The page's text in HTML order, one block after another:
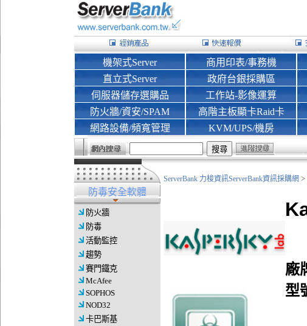
機架式Server
直立式Server
伺服器儲存選購品
防火牆/資安/SPAM
網路設備/頻寬管理
商用印表/事務機
政府台銀採購區
工作站-影像運算
高階主板顯卡Raid卡
KVM/UPS/機房
防毒安全軟體
防火牆
防毒
活動監控
趨勢
賽門鐵克
McAfee
SOPHOS
NOD32
卡巴斯基
ServerBank 力梭資訊ServerBank資訊採購網 >
廠
型